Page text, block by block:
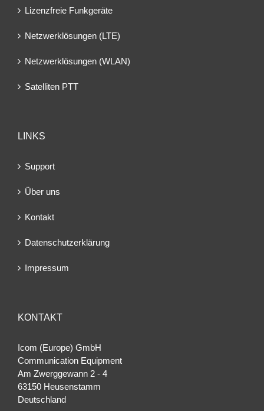
Lizenzfreie Funkgeräte
Netzwerklösungen (LTE)
Netzwerklösungen (WLAN)
Satelliten PTT
LINKS
Support
Über uns
Kontakt
Datenschutzerklärung
Impressum
KONTAKT
Icom (Europe) GmbH
Communication Equipment
Am Zwerggewann 2 ‐ 4
63150 Heusenstamm
Deutschland